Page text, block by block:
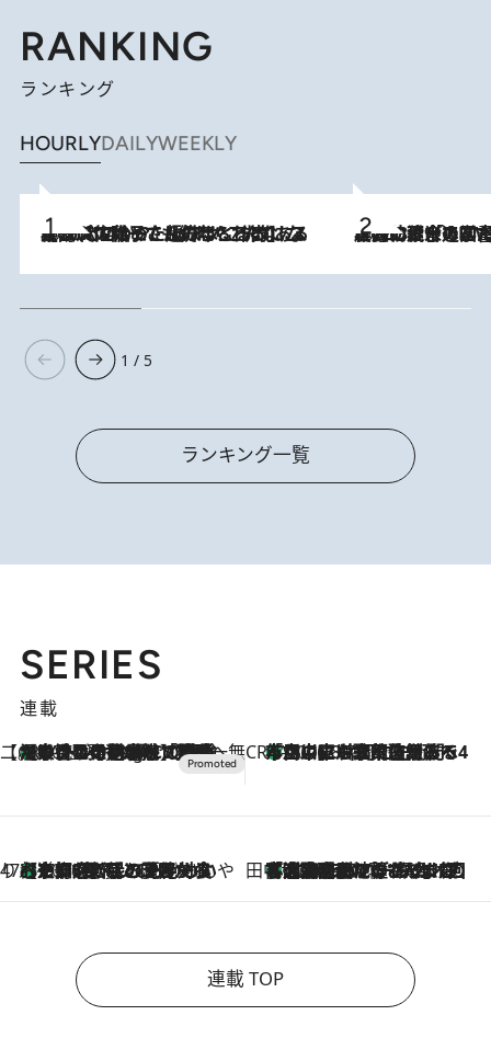
RANKING
ランキング
HOURLYDAILYWEEKLY
2026.8.5
【阿川佐和子さんの年とる力】なぜ70代で始めた趣味は“こんなに楽しい”のか？ ピアノ、俳句…スランプに陥っても続けられる“ある秘訣”とは 2026.8.3
慶應幼稚舎の図書室からテレビの世界に飛び込んだ阿川佐和子（72）
1 / 5
ランキング一覧
SERIES
連載
【CREA×星野リゾート】唯一無二。癒しと発見が待つ場所へ
10 Hours Ago
【トンボの足水浴】ヒノキの香りに包まれて涼感マックス！約13℃の湧水かけ流しを避暑地「星野温泉 トンボの湯」で体験 CREA'S CHOICE
2026.8.7
「立川にも歌舞伎があるんだよ」 片岡仁左衛門・市川中車ら豪華座組みで4年目の立川立飛歌舞伎へ
47都道府県の手みやげ ひんやりスイーツで夏を満喫
2026.8.7
【京都府】この夏絶対食べたい 冷やしておいしいおやつ3選 ひと口目から心を掴む新緑のテリーヌ 田中稲の勝手に再ブーム
2026.8.7
「湘南乃風に憧れて」観客大盛上がりの“タオル回し”に、ラッパー顔負けの高速歌唱まで…さだまさし（74）のアグレッシブすぎる現在地
連載 TOP